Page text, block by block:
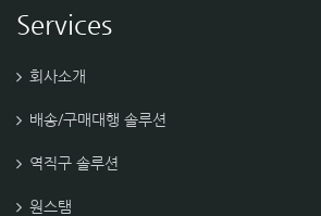
Services
회사소개
배송/구매대행 솔루션
역직구 솔루션
원스탬